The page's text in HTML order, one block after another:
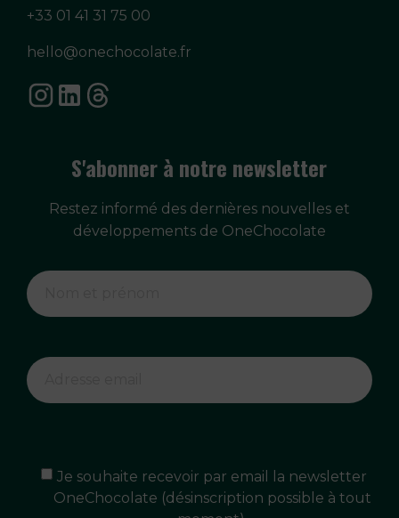
+33 01 41 31 75 00
hello@onechocolate.fr
S'abonner à notre newsletter
Restez informé des dernières nouvelles et
développements de OneChocolate
Je souhaite recevoir par email la newsletter
OneChocolate (désinscription possible à tout